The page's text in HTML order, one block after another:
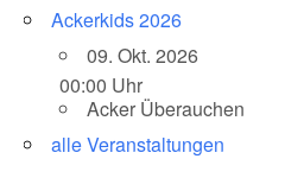
Ackerkids 2026
09. Okt. 2026
00:00 Uhr
Acker Überauchen
alle Veranstaltungen